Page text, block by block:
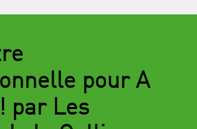
pour A
par Les